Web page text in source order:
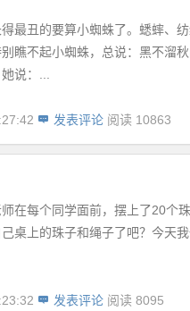
最丑的要算小蜘蛛了。蟋蟀、
瞧不起小蜘蛛，总说：黑不溜
说：...
发表评论 阅读 10863
师在每个同学面前，摆上了20
桌上的珠子和绳子了吧？今天
发表评论 阅读 8095